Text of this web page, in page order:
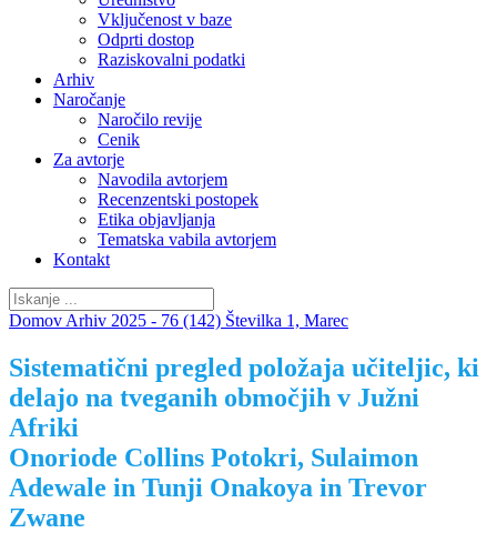
Vključenost v baze
Odprti dostop
Raziskovalni podatki
Arhiv
Naročanje
Naročilo revije
Cenik
Za avtorje
Navodila avtorjem
Recenzentski postopek
Etika objavljanja
Tematska vabila avtorjem
Kontakt
Domov Arhiv 2025 - 76 (142) Številka 1, Marec
Sistematični pregled položaja učiteljic, ki
delajo na tveganih območjih v Južni
Afriki
Onoriode Collins Potokri, Sulaimon
Adewale in Tunji Onakoya in Trevor
Zwane